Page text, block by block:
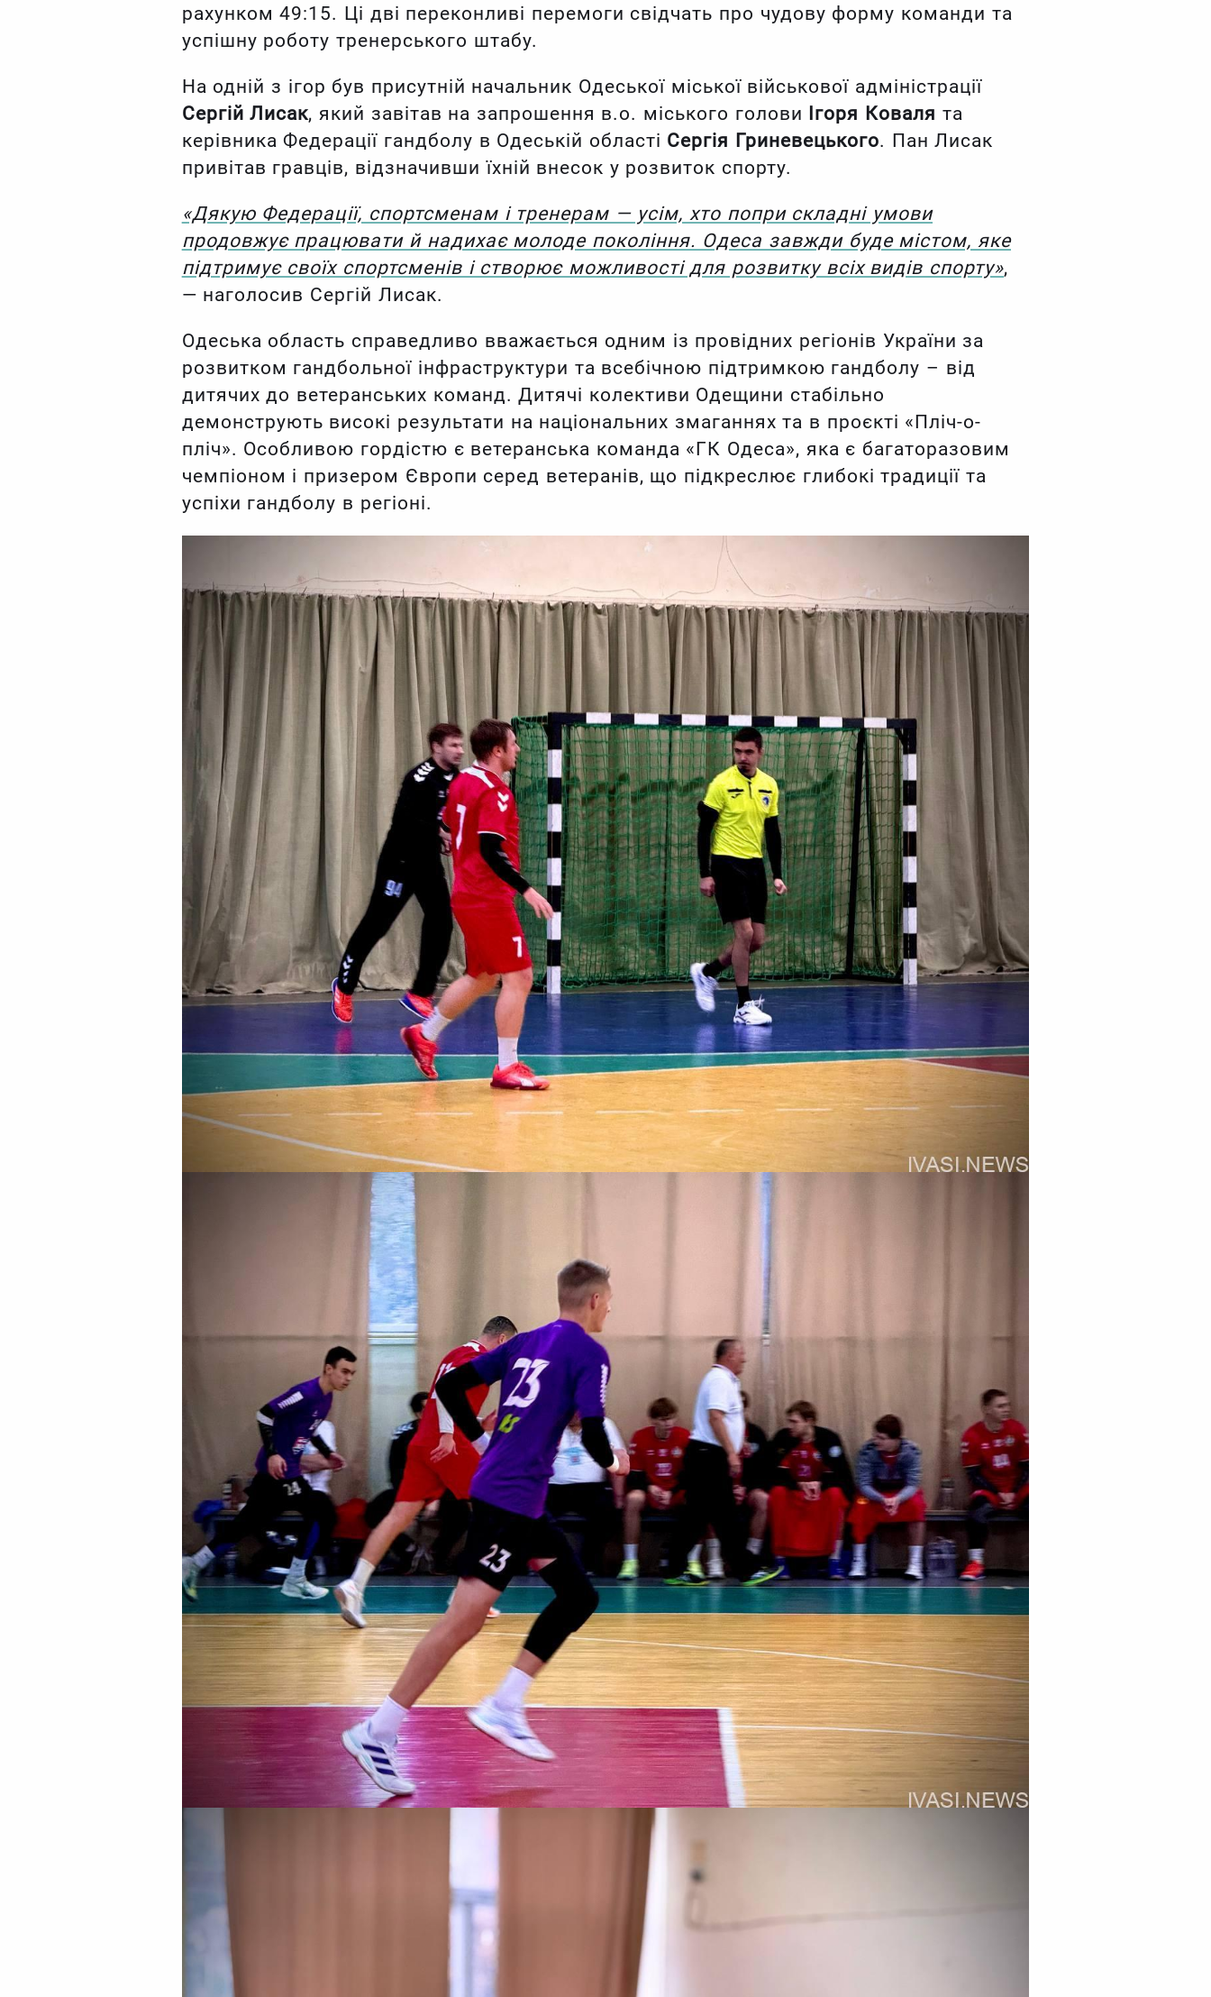
рахунком 49:15. Ці дві переконливі перемоги свідчать про чудову форму команди та
успішну роботу тренерського штабу.
На одній з ігор був присутній начальник Одеської міської військової адміністрації
Сергій Лисак, який завітав на запрошення в.о. міського голови Ігоря Коваля та
керівника Федерації гандболу в Одеській області Сергія Гриневецького. Пан Лисак
привітав гравців, відзначивши їхній внесок у розвиток спорту.
«Дякую Федерації, спортсменам і тренерам — усім, хто попри складні умови
продовжує працювати й надихає молоде покоління. Одеса завжди буде містом, яке
підтримує своїх спортсменів і створює можливості для розвитку всіх видів спорту»,
— наголосив Сергій Лисак.
Одеська область справедливо вважається одним із провідних регіонів України за
розвитком гандбольної інфраструктури та всебічною підтримкою гандболу – від
дитячих до ветеранських команд. Дитячі колективи Одещини стабільно
демонструють високі результати на національних змаганнях та в проєкті «Пліч-о-
пліч». Особливою гордістю є ветеранська команда «ГК Одеса», яка є багаторазовим
чемпіоном і призером Європи серед ветеранів, що підкреслює глибокі традиції та
успіхи гандболу в регіоні.